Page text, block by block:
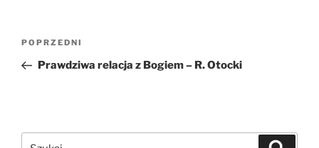
Nawigacja
Poprzedni
wpis
POPRZEDNI
Prawdziwa relacja z Bogiem – R. Otocki